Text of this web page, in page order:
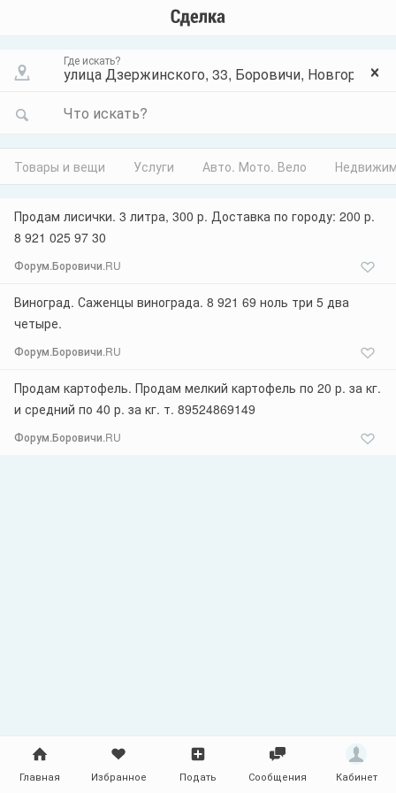
Где искать?
Что искать?
Товары и вещи Услуги Авто. Мото. Вело
Продам лисички. 3 литра, 300 р. Доставка по городу: 200 р.
8 921 025 97 30
Форум.Боровичи.RU
Виноград. Саженцы винограда. 8 921 69 ноль три 5 два
четыре.
Форум.Боровичи.RU
Продам картофель. Продам мелкий картофель по 20 р. за кг.
и средний по 40 р. за кг. т. 89524869149
Форум.Боровичи.RU
Главная Избранное Подать Сообщения Кабинет